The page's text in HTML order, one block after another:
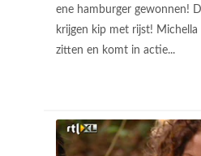
ene hamburger gewonnen!
krijgen kip met rijst!
zitten en komt in actie...